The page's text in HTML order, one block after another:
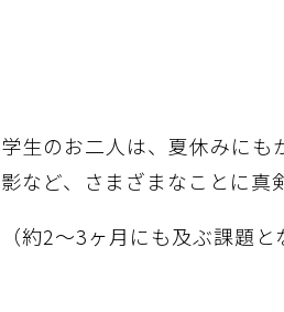
学生のお二人は、夏休みにも
影など、さまざまなことに真
（約2〜3ヶ月にも及ぶ課題と